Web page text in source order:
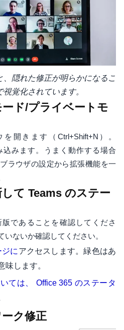
、隠れた修正が明らかになるこ
覚化されています。
ド/プライベートモ
開きます（Ctrl+Shift+N）。
込みます。うまく動作する場合
ラウザの設定から拡張機能を一
て Teams のステー
版であることを確認してくださ
ないか確認してください。
に アクセスします。緑色はあ
味します。
ては、 Office 365 のステータ
ク修正